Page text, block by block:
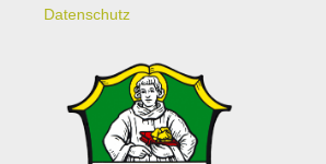
Datenschutz